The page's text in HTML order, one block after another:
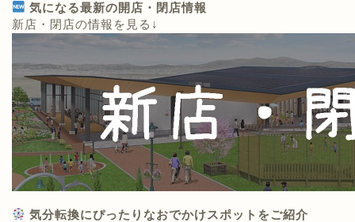
気になる最新の開店・閉店情報
新店・閉店の情報を見る↓
気分転換にぴったりなおでかけスポットをご紹介